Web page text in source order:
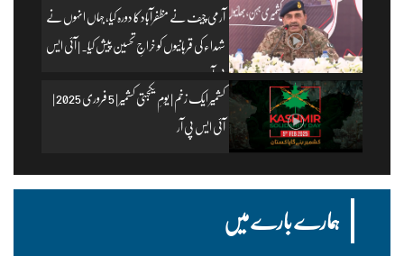
آرمی چیف نے مظفرآباد کا دورہ کیا، جہاں انہوں نے
شہداء کی قربانیوں کو خراجِ تحسین پیش کیا۔ | آئی ایس
پی آر
کشمیر ایک زخم | یومِ یکجہتی کشمیر | 5 فروری 2025 |
آئی ایس پی آر
ہمارے بارے میں